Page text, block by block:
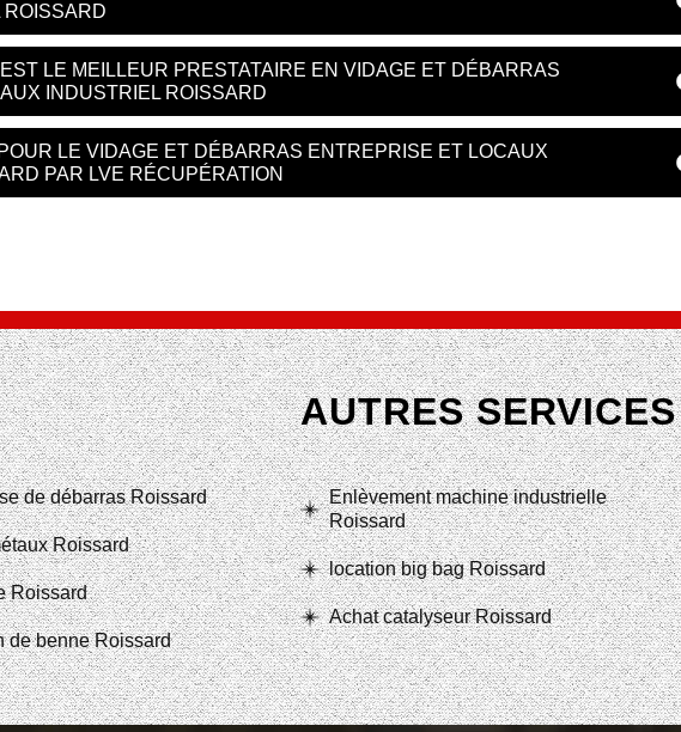
ROISSARD
LE MEILLEUR PRESTATAIRE EN VIDAGE ET DÉBARRAS
INDUSTRIEL ROISSARD
LE VIDAGE ET DÉBARRAS ENTREPRISE ET LOCAUX
PAR LVE RÉCUPÉRATION
AUTRES SERVICES
de débarras Roissard
Roissard
Roissard
de benne Roissard
Enlèvement machine industrielle
Roissard
location big bag Roissard
Achat catalyseur Roissard